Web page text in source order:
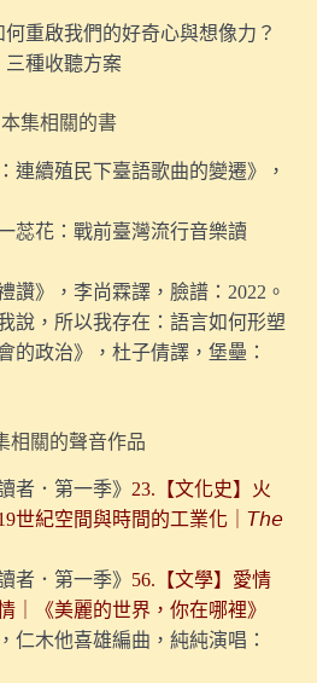
，如何讓「煮食」成為了女
畫單色畫？（試聽版）
為題，策劃一檔當代藝術
是怎樣的體驗？
性戀嗎？」這個問題｜談啟發
如何改寫了台灣美術史？（試
」是如何被發明出來的？
發性慾？一個歷史學的解釋
何重啟我們的好奇心與想像力？
三種收聽方案
集相關的書
連續殖民下臺語歌曲的變遷》，
蕊花：戰前臺灣流行音樂讀
讚》，李尚霖譯，臉譜：2022。
說，所以我存在：語言如何形塑
的政治》，杜子倩譯，堡壘：
相關的聲音作品
者．第一季》 23.【文化史】火
世紀空間與時間的工業化｜𝘛𝘩𝘦
者．第一季》 56.【文學】愛情
｜《美麗的世界，你在哪裡》
仁木他喜雄編曲，純純演唱：